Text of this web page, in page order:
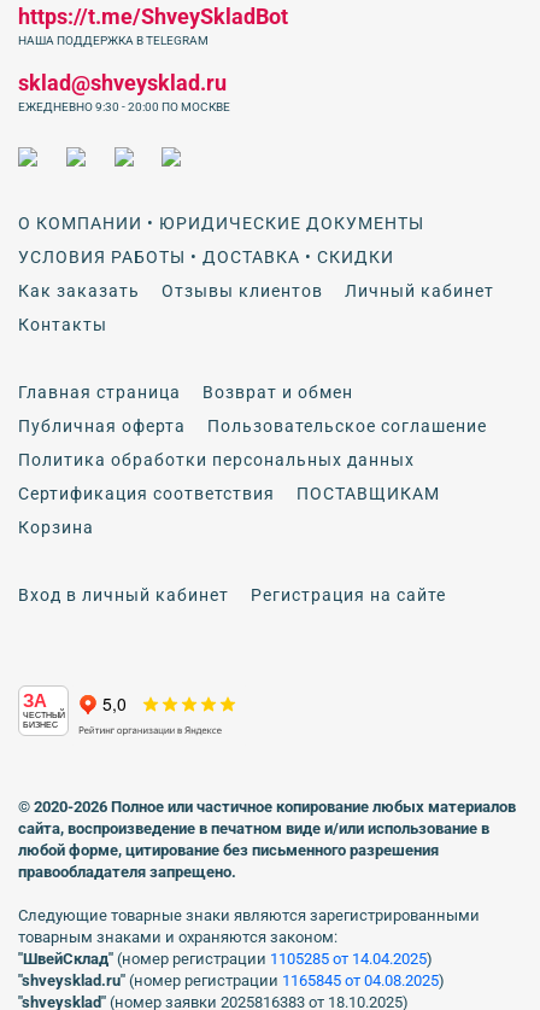
О КОМПАНИИ • ЮРИДИЧЕСКИЕ ДОКУМЕНТЫ
УСЛОВИЯ РАБОТЫ • ДОСТАВКА • СКИДКИ
Как заказать
Отзывы клиентов
Личный кабинет
Контакты
Главная страница
Возврат и обмен
Публичная оферта
Пользовательское соглашение
Политика обработки персональных данных
Сертификация соответствия
ПОСТАВЩИКАМ
Корзина
Вход в личный кабинет Регистрация на сайте
https://t.me/ShveySkladBot
НАША ПОДДЕРЖКА В TELEGRAM
sklad@shveysklad.ru
ЕЖЕДНЕВНО 9:30 - 20:00 ПО МОСКВЕ
ЗА
ЧЕСТНЫЙ
БИЗНЕС
© 2020-2026 Полное или частичное копирование любых материалов
сайта, воспроизведение в печатном виде и/или использование в
любой форме, цитирование без письменного разрешения
правообладателя запрещено.
Следующие товарные знаки являются зарегистрированными
товарным знаками и охраняются законом:
"ШвейСклад" (номер регистрации 1105285 от 14.04.2025)
"shveуsklad.ru" (номер регистрации 1165845 от 04.08.2025)
"shveysklad" (номер заявки 2025816383 от 18.10.2025)